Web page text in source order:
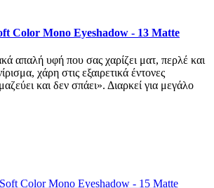
Color Mono Eyeshadow - 13 Matte
απαλή υφή που σας χαρίζει ματ, περλέ και
χάρη στις εξαιρετικά έντονες
και δεν σπάει». Διαρκεί για μεγάλο